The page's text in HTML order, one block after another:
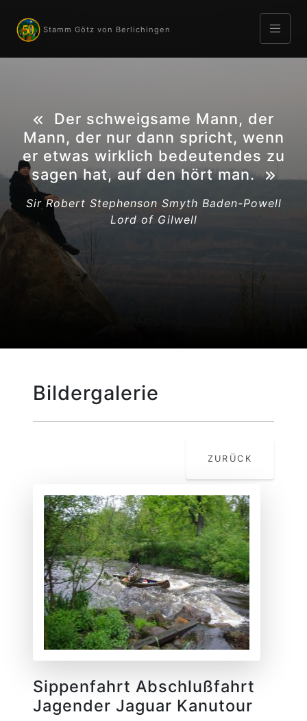
Stamm Götz von Berlichingen
Der schweigsame Mann, der
Mann, der nur dann spricht, wenn
er etwas wirklich bedeutendes zu
sagen hat, auf den hört man.
Sir Robert Stephenson Smyth Baden-Powell
Lord of Gilwell
Bildergalerie
ZURÜCK
Sippenfahrt Abschlußfahrt
Jagender Jaguar Kanutour